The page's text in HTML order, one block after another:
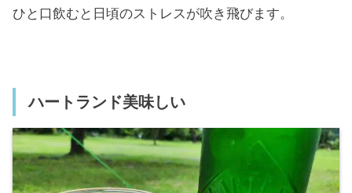
ひと口飲むと日頃のストレスが吹き飛びます。
ハートランド美味しい